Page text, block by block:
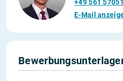
+49 561
E-Mail